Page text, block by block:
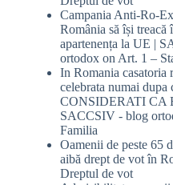
Campania Anti-Ro-
România să își treacă
apartenența la UE |
ortodox on Art. 1 –
In Romania casatoria
celebrata numai dupa
CONSIDERATI CA
SACCSIV - blog
Familia
Oamenii de peste 65
aibă drept de vot în
Dreptul de vot